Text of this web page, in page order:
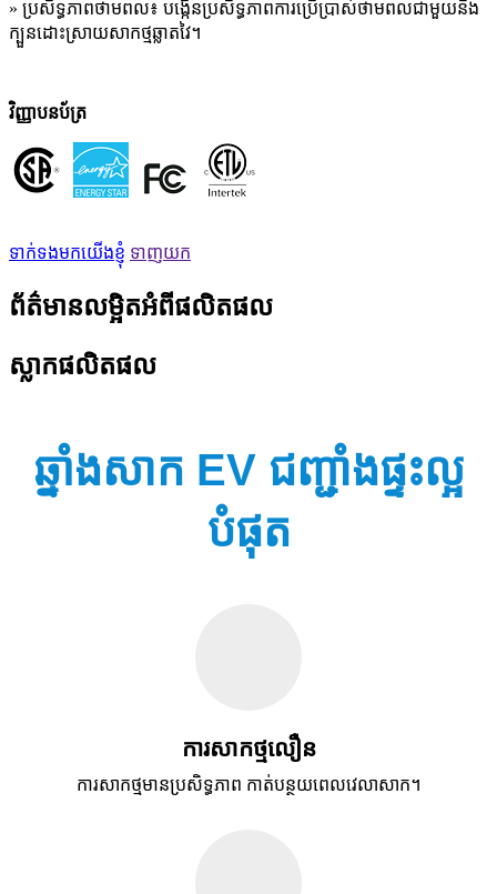
» ប្រសិទ្ធភាពថាមពល៖ បង្កើនប្រសិទ្ធភាពការប្រើប្រាស់ថាមពលជាមួយនឹង
ក្បួនដោះស្រាយសាកថ្មឆ្លាតវៃ។
វិញ្ញាបនប័ត្រ
ទាក់ទងមកយើងខ្ញុំ ទាញយក
ព័ត៌មានលម្អិតអំពីផលិតផល
ស្លាកផលិតផល
ឆ្នាំងសាក EV ជញ្ជាំងផ្ទះល្អ
បំផុត
ការសាកថ្មលឿន
ការសាកថ្មមានប្រសិទ្ធភាព កាត់បន្ថយពេលវេលាសាក។